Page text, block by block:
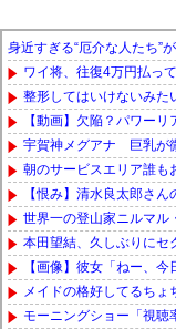
身近すぎる“厄介な人たち”
ワイ将、往復4万円払っ
整形してはいけないみた
【動画】欠陥？パワー
宇賀神メグアナ 巨乳が
朝のサービスエリア誰も
【恨み】清水良太郎さ
世界一の登山家ニルマル
本田望結、久しぶりにセ
【画像】彼女「ねー、
メイドの格好してるちょ
モーニングショー「視聴